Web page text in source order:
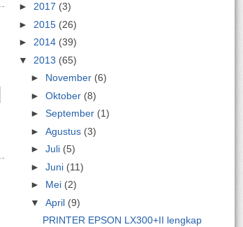
► 2017 (3)
► 2015 (26)
► 2014 (39)
▼ 2013 (65)
► November (6)
► Oktober (8)
► September (1)
► Agustus (3)
► Juli (5)
► Juni (11)
► Mei (2)
▼ April (9)
PRINTER EPSON LX300+II lengkap